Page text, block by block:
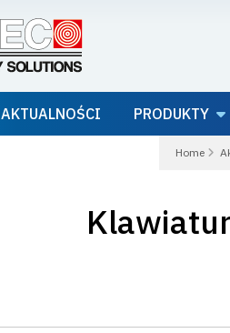
AKTUALNOŚCI PRODUKTY
Home